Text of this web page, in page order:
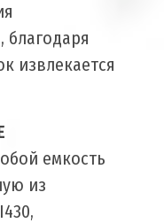
благодаря
извлекается
емкость
из